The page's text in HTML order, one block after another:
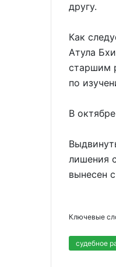
другу.
Как
Атула
старшим
по
В
лишения
вынесен
Ключевые
судебное